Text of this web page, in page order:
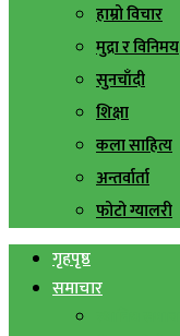
हाम्रो विचार
मुद्रा र विनिमय
सुनचाँदी
शिक्षा
कला साहित्य
अन्तर्वार्ता
फोटो ग्यालरी
गृहपृष्ठ
समाचार